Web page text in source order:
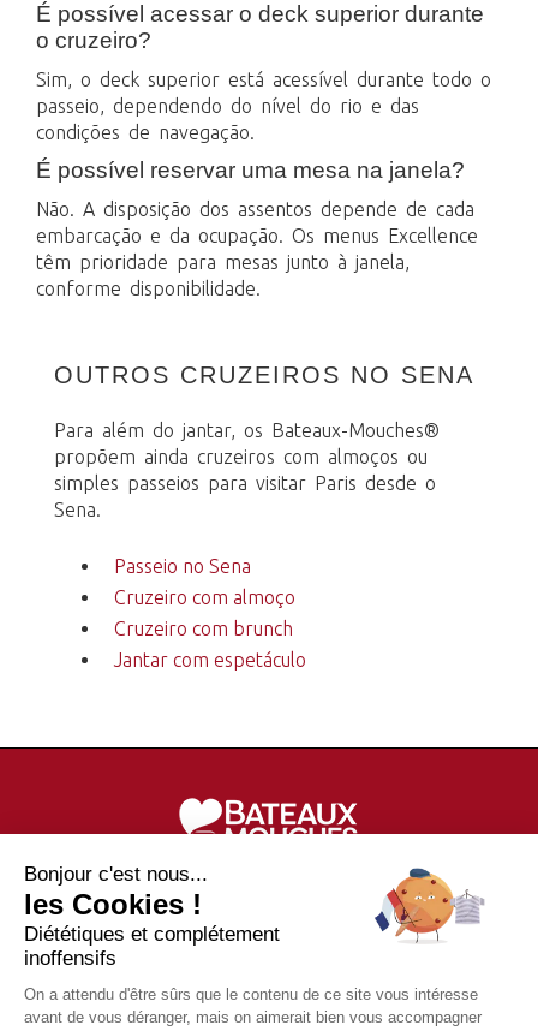
É possível acessar o deck superior durante
o cruzeiro?
Sim, o deck superior está acessível durante todo o
passeio, dependendo do nível do rio e das
condições de navegação.
É possível reservar uma mesa na janela?
Não. A disposição dos assentos depende de cada
embarcação e da ocupação. Os menus Excellence
têm prioridade para mesas junto à janela,
conforme disponibilidade.
OUTROS CRUZEIROS NO SENA
Para além do jantar, os Bateaux-Mouches®
propõem ainda cruzeiros com almoços ou
simples passeios para visitar Paris desde o
Sena.
Passeio no Sena
Cruzeiro com almoço
Cruzeiro com brunch
Jantar com espetáculo
Bilhetes passeio no Sena, reserva de cruzeiro com
jantares, ofertas especiais, pacotes turísticos e
Bonjour c'est nous...
les Cookies !
Diététiques et complétement
inoffensifs
On a attendu d'être sûrs que le contenu de ce site vous intéresse
avant de vous déranger, mais on aimerait bien vous accompagner